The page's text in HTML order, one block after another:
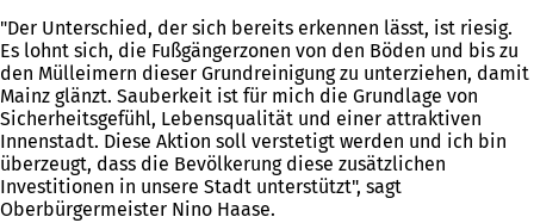
"Der Unterschied, der sich bereits erkennen lässt, ist riesig.
Es lohnt sich, die Fußgängerzonen von den Böden und bis zu
den Mülleimern dieser Grundreinigung zu unterziehen, damit
Mainz glänzt. Sauberkeit ist für mich die Grundlage von
Sicherheitsgefühl, Lebensqualität und einer attraktiven
Innenstadt. Diese Aktion soll verstetigt werden und ich bin
überzeugt, dass die Bevölkerung diese zusätzlichen
Investitionen in unsere Stadt unterstützt", sagt
Oberbürgermeister Nino Haase.